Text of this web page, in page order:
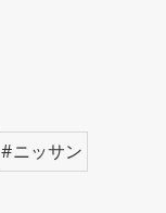
#ニッサン